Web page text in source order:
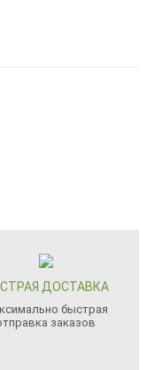
ДОСТАВКА
быстрая
заказов